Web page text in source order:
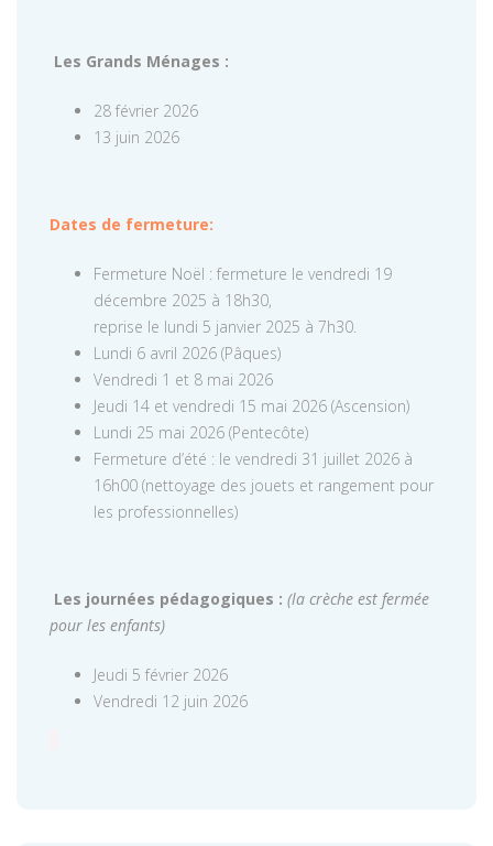
Les Grands Ménages :
28 février 2026
13 juin 2026
Dates de fermeture:
Fermeture Noël : fermeture le vendredi 19
décembre 2025 à 18h30,
reprise le lundi 5 janvier 2025 à 7h30.
Lundi 6 avril 2026 (Pâques)
Vendredi 1 et 8 mai 2026
Jeudi 14 et vendredi 15 mai 2026 (Ascension)
Lundi 25 mai 2026 (Pentecôte)
Fermeture d’été : le vendredi 31 juillet 2026 à
16h00 (nettoyage des jouets et rangement pour
les professionnelles)
Les journées pédagogiques : (la crèche est fermée
pour les enfants)
Jeudi 5 février 2026
Vendredi 12 juin 2026